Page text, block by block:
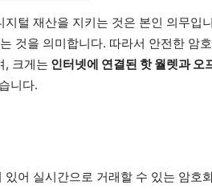
털 재산을 지키는 것은 본인 의무
것을 의미합니다. 따라서 안전한 암
, 크게는 인터넷에 연결된 핫 월렛과 오
니다.
어 실시간으로 거래할 수 있는 암